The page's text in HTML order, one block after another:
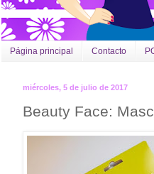
Página principal Contacto
miércoles, 5 de julio de 2017
Beauty Face: